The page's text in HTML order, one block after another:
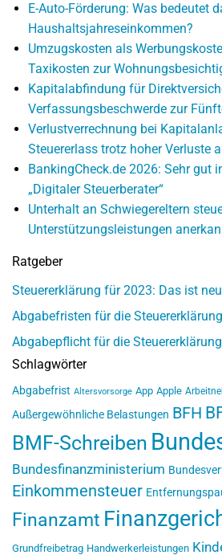
E-Auto-Förderung: Was bedeutet
Haushaltsjahreseinkommen?
Umzugskosten als
Taxikosten zur
Kapitalabfindung für
Verfassungsbeschwerde zur
Verlustverrechnung bei
Steuererlass trotz hoher Verluste
BankingCheck.de 2026: Sehr gut
„Digitaler Steuerberater“
Unterhalt an Schwiegereltern
Unterstützungsleistungen
Ratgeber
Steuererklärung für 2023: Das ist neu
Abgabefristen für die Steuererklärung
Abgabepflicht für die Steuererklärung
Schlagwörter
Abgabefrist Altersvorsorge App Apple
Außergewöhnliche Belastungen BFH
BMF-Schreiben
Bundesfinanzministerium
Einkommensteuer
Finanzamt
Grundfreibetrag Handwerkerleistungen